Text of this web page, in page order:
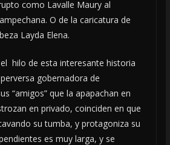
como Lavalle Maury al
O de la caricatura de
Layda Elena.
hilo de esta interesante historia
gobernadora de
“amigos” que la apapachan en
en privado, coinciden en que
su tumba, y protagoniza su
es muy larga, y se